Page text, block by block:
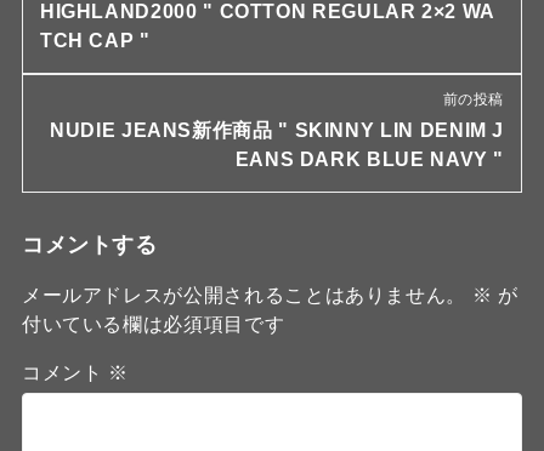
HIGHLAND2000 " COTTON REGULAR 2×2 WA
TCH CAP "
前の投稿
NUDIE JEANS新作商品 " SKINNY LIN DENIM J
EANS DARK BLUE NAVY "
コメントする
メールアドレスが公開されることはありません。 ※ が
付いている欄は必須項目です
コメント ※